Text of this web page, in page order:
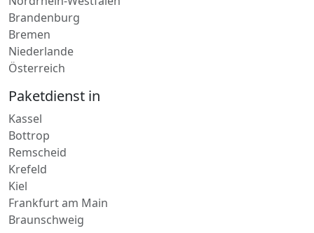
Niederlande
Österreich
Paketdienst in
Bottrop
Remscheid
Krefeld
Kiel
Frankfurt am Main
Braunschweig
Lieferdienst in